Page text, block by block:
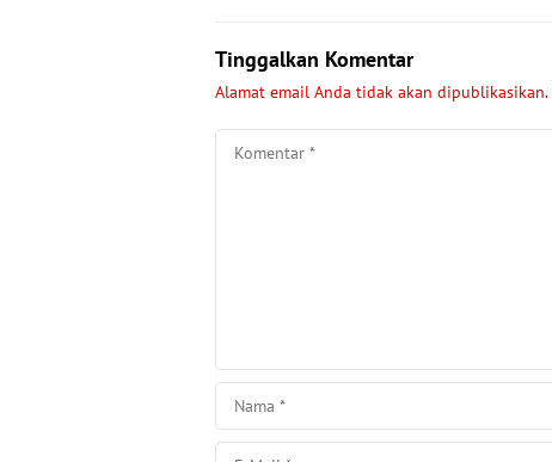
Tinggalkan Komentar
Alamat email Anda tidak akan dipublikasikan.